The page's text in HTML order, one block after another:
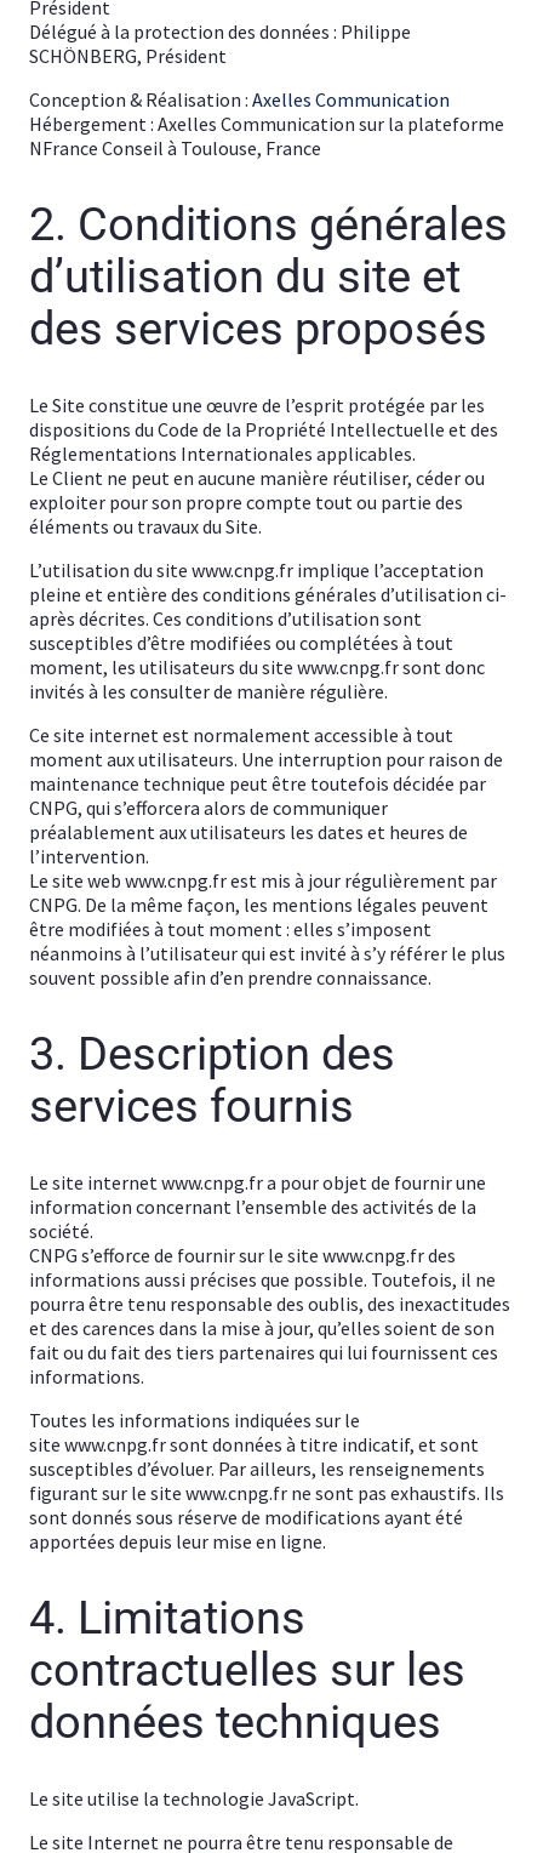
Président
Délégué à la protection des données : Philippe
SCHÖNBERG, Président
Conception & Réalisation :Axelles Communication
Hébergement : Axelles Communication sur la plateforme
NFrance Conseil à Toulouse, France
2. Conditions générales
d’utilisation du site et
des services proposés
Le Site constitue une œuvre de l’esprit protégée par les
dispositions du Code de la Propriété Intellectuelle et des
Réglementations Internationales applicables.
Le Client ne peut en aucune manière réutiliser, céder ou
exploiter pour son propre compte tout ou partie des
éléments ou travaux du Site.
L’utilisation du site www.cnpg.fr implique l’acceptation
pleine et entière des conditions générales d’utilisation ci-
après décrites. Ces conditions d’utilisation sont
susceptibles d’être modifiées ou complétées à tout
moment, les utilisateurs du site www.cnpg.fr sont donc
invités à les consulter de manière régulière.
Ce site internet est normalement accessible à tout
moment aux utilisateurs. Une interruption pour raison de
maintenance technique peut être toutefois décidée par
CNPG, qui s’efforcera alors de communiquer
préalablement aux utilisateurs les dates et heures de
l’intervention.
Le site web www.cnpg.fr est mis à jour régulièrement par
CNPG. De la même façon, les mentions légales peuvent
être modifiées à tout moment : elles s’imposent
néanmoins à l’utilisateur qui est invité à s’y référer le plus
souvent possible afin d’en prendre connaissance.
3. Description des
services fournis
Le site internet www.cnpg.fr a pour objet de fournir une
information concernant l’ensemble des activités de la
société.
CNPG s’efforce de fournir sur le site www.cnpg.fr des
informations aussi précises que possible. Toutefois, il ne
pourra être tenu responsable des oublis, des inexactitudes
et des carences dans la mise à jour, qu’elles soient de son
fait ou du fait des tiers partenaires qui lui fournissent ces
informations.
Toutes les informations indiquées sur le
site www.cnpg.fr sont données à titre indicatif, et sont
susceptibles d’évoluer. Par ailleurs, les renseignements
figurant sur le site www.cnpg.fr ne sont pas exhaustifs. Ils
sont donnés sous réserve de modifications ayant été
apportées depuis leur mise en ligne.
4. Limitations
contractuelles sur les
données techniques
Le site utilise la technologie JavaScript.
Le site Internet ne pourra être tenu responsable de